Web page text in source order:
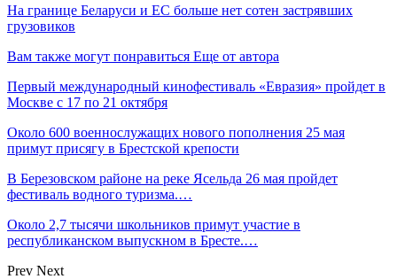
На границе Беларуси и ЕС больше нет сотен застрявших
грузовиков
Вам также могут понравиться Еще от автора
Первый международный кинофестиваль «Евразия» пройдет в
Москве с 17 по 21 октября
Около 600 военнослужащих нового пополнения 25 мая
примут присягу в Брестской крепости
В Березовском районе на реке Ясельда 26 мая пройдет
фестиваль водного туризма.…
Около 2,7 тысячи школьников примут участие в
республиканском выпускном в Бресте.…
Prev Next